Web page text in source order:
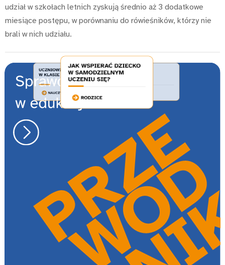
udział w szkołach letnich zyskują średnio aż 3 dodatkowe
miesiące postępu, w porównaniu do rówieśników, którzy nie
brali w nich udziału.